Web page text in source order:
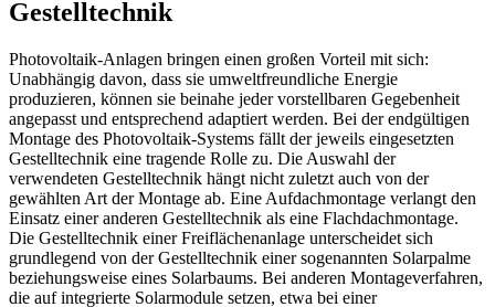
Gestelltechnik
Photovoltaik-Anlagen bringen einen großen Vorteil mit sich:
Unabhängig davon, dass sie umweltfreundliche Energie
produzieren, können sie beinahe jeder vorstellbaren Gegebenheit
angepasst und entsprechend adaptiert werden. Bei der endgültigen
Montage des Photovoltaik-Systems fällt der jeweils eingesetzten
Gestelltechnik eine tragende Rolle zu. Die Auswahl der
verwendeten Gestelltechnik hängt nicht zuletzt auch von der
gewählten Art der Montage ab. Eine Aufdachmontage verlangt den
Einsatz einer anderen Gestelltechnik als eine Flachdachmontage.
Die Gestelltechnik einer Freiflächenanlage unterscheidet sich
grundlegend von der Gestelltechnik einer sogenannten Solarpalme
beziehungsweise eines Solarbaums. Bei anderen Montageverfahren,
die auf integrierte Solarmodule setzen, etwa bei einer